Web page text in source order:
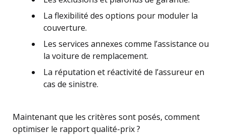
La flexibilité des options pour moduler la
couverture.
Les services annexes comme l’assistance ou
la voiture de remplacement.
La réputation et réactivité de l’assureur en
cas de sinistre.
Maintenant que les critères sont posés, comment
optimiser le rapport qualité-prix ?